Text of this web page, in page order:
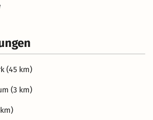
(45 km)
(3 km)